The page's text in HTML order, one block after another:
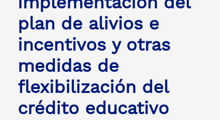
plan de alivios e
incentivos y otras
medidas de
flexibilización del
crédito educativo